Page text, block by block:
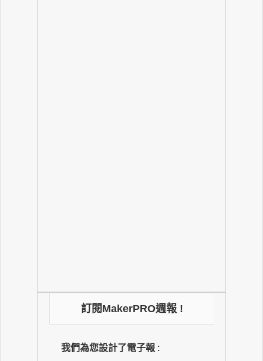
訂閱MakerPRO週報 !
我們為您設計了電子報 :